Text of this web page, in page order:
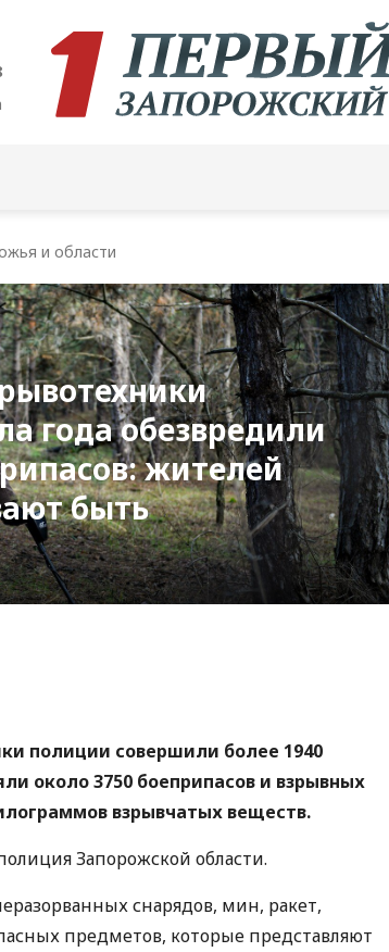
и области
года обезвредили
жителей
быть
полиции совершили более 1940
около 3750 боеприпасов и взрывных
взрывчатых веществ.
Запорожской области.
снарядов, мин, ракет,
предметов, которые представляют